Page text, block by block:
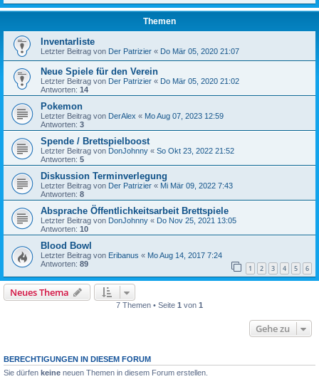
Themen
Inventarliste
Letzter Beitrag von Der Patrizier « Do Mär 05, 2020 21:07
Neue Spiele für den Verein
Letzter Beitrag von Der Patrizier « Do Mär 05, 2020 21:02
Antworten: 14
Pokemon
Letzter Beitrag von DerAlex « Mo Aug 07, 2023 12:59
Antworten: 3
Spende / Brettspielboost
Letzter Beitrag von DonJohnny « So Okt 23, 2022 21:52
Antworten: 5
Diskussion Terminverlegung
Letzter Beitrag von Der Patrizier « Mi Mär 09, 2022 7:43
Antworten: 8
Absprache Öffentlichkeitsarbeit Brettspiele
Letzter Beitrag von DonJohnny « Do Nov 25, 2021 13:05
Antworten: 10
Blood Bowl
Letzter Beitrag von Eribanus « Mo Aug 14, 2017 7:24
Antworten: 89 1 2 3 4 5 6
Neues Thema
7 Themen • Seite 1 von 1
Gehe zu
BERECHTIGUNGEN IN DIESEM FORUM
Sie dürfen keine neuen Themen in diesem Forum erstellen.